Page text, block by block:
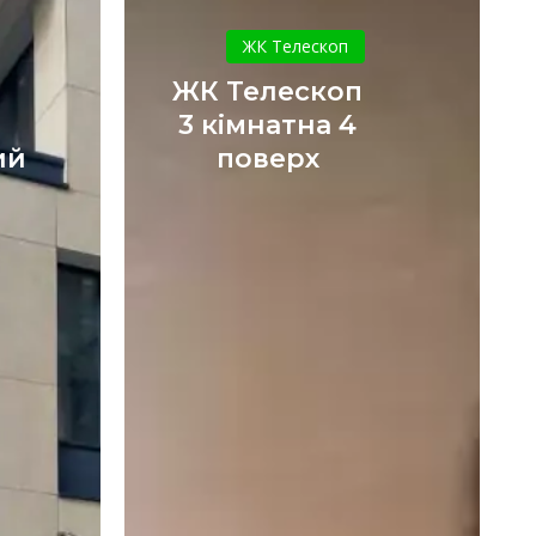
Телескоп
3
кімнатна
4
поверх
ЖК Телескоп
ЖК Телескоп
3 кімнатна 4
поверх